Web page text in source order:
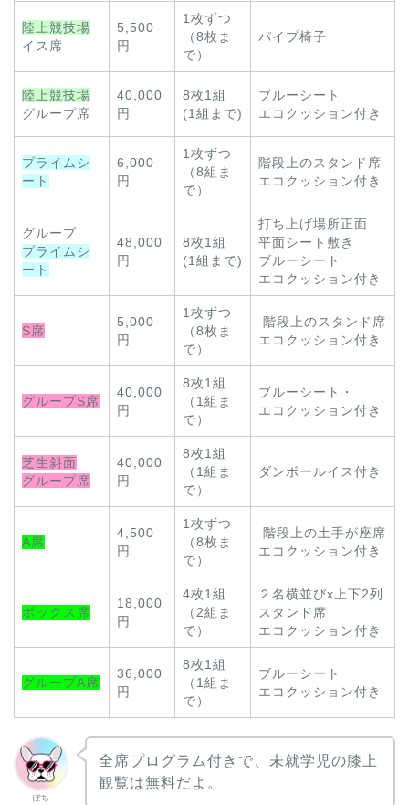
陸上競技場
イス席
5,500
円
1枚ずつ
（8枚ま
で）
パイプ椅子
陸上競技場
グループ席
40,000
円
8枚1組
(1組まで)
ブルーシート
エコクッション付き
プライムシ
ート
6,000
円
1枚ずつ
（8組ま
で）
階段上のスタンド席
エコクッション付き
グループ
プライムシ
ート
48,000
円
8枚1組
(1組まで)
打ち上げ場所正面
平面シート敷き
ブルーシート
エコクッション付き
S席
5,000
円
1枚ずつ
（8枚ま
で）
階段上のスタンド席
エコクッション付き
グループS席
40,000
円
8枚1組
（1組ま
で）
ブルーシート・
エコクッション付き
芝生斜面
グループ席
40,000
円
8枚1組
（1組ま
で）
ダンボールイス付き
A席
4,500
円
1枚ずつ
（8枚ま
で）
階段上の土手が座席
エコクッション付き
ボックス席
18,000
円
4枚1組
（2組ま
で）
２名横並びx上下2列
スタンド席
エコクッション付き
グループA席
36,000
円
8枚1組
（1組ま
で）
ブルーシート
エコクッション付き
ぽち
全席プログラム付きで、未就学児の膝上
観覧は無料だよ。